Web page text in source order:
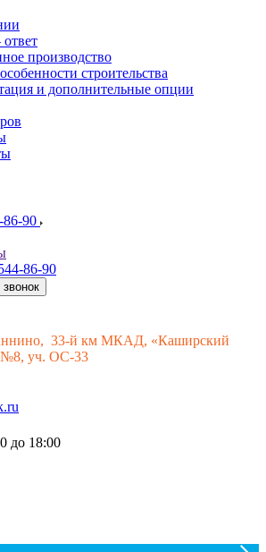
производство
строительства
и дополнительные опции
86-90
86-90
звонок
33-й км МКАД, «Каширский
№8, уч. ОС-33
до 18:00